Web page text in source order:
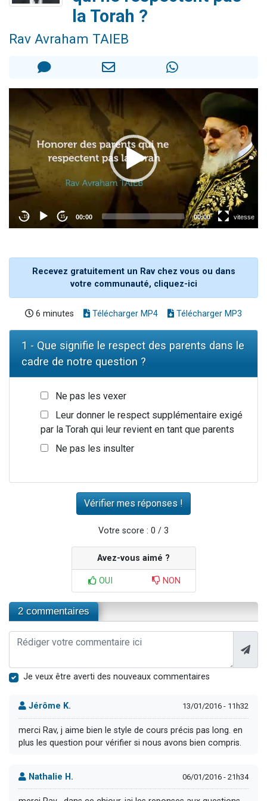
8 personnes viennent de faire un don pour Tsédaka : pauvres d'Israel
la Torah ?
Rav Avraham TAIEB
Recevez gratuitement un Rav chez vous ou dans
votre communauté, cliquez-ici
6 minutes Télécharger MP4 Télécharger MP3
1 - Que signifie le respect des parents dans le
cadre de notre question ?
Ne pas les vexer
Leur donner le respect supplémentaire exigé
par la Torah qui leur revient en tant que parents
Ne pas les insulter
Votre score : 0 / 3
Avez-vous aimé ?
OUI NON
2 commentaires
Je veux être averti des nouveaux commentaires
Jérôme K. 13/01/2016 - 11h32
merci Rav, j aime bien le style de cours précis pas long. en
plus les question pour vérifier si nous avons bien compris.
Nathalie H. 06/01/2016 - 21h34